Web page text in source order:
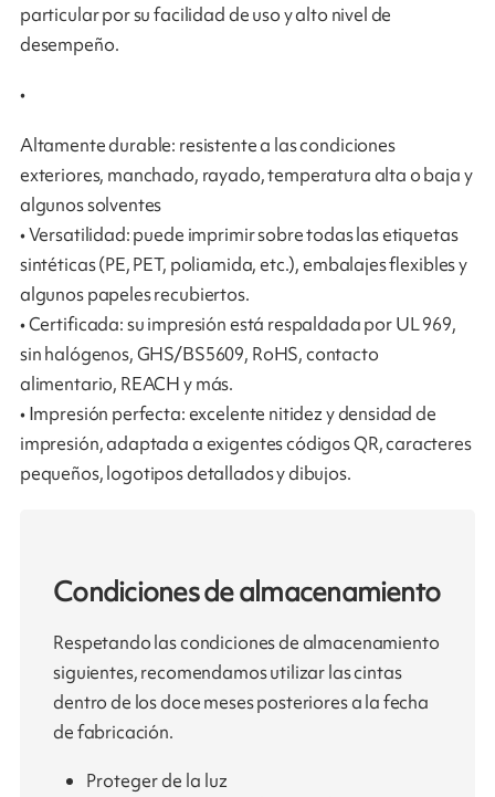
particular por su facilidad de uso y alto nivel de
desempeño.
•
Altamente durable: resistente a las condiciones
exteriores, manchado, rayado, temperatura alta o baja y
algunos solventes
• Versatilidad: puede imprimir sobre todas las etiquetas
sintéticas (PE, PET, poliamida, etc.), embalajes flexibles y
algunos papeles recubiertos.
• Certificada: su impresión está respaldada por UL 969,
sin halógenos, GHS/BS5609, RoHS, contacto
alimentario, REACH y más.
• Impresión perfecta: excelente nitidez y densidad de
impresión, adaptada a exigentes códigos QR, caracteres
pequeños, logotipos detallados y dibujos.
Condiciones de almacenamiento
Respetando las condiciones de almacenamiento
siguientes, recomendamos utilizar las cintas
dentro de los doce meses posteriores a la fecha
de fabricación.
Proteger de la luz